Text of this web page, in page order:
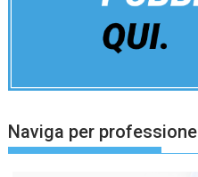
Naviga per professione